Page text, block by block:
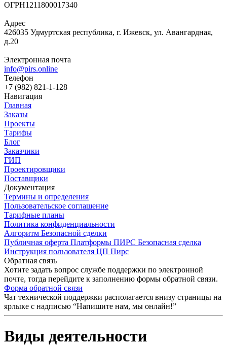
ОГРН1211800017340
Адрес
426035 Удмуртская республика, г. Ижевск, ул. Авангардная,
д.20
Электронная почта
info@pirs.online
Телефон
+7 (982) 821-1-128
Навигация
Главная
Заказы
Проекты
Тарифы
Блог
Заказчики
ГИП
Проектировщики
Поставщики
Документация
Термины и определения
Пользовательское соглашение
Тарифные планы
Политика конфиденциальности
Алгоритм Безопасной сделки
Публичная оферта Платформы ПИРС Безопасная сделка
Инструкция пользователя ЦП Пирс
Обратная связь
Хотите задать вопрос службе поддержки по электронной
почте, тогда перейдите к заполнению формы обратной связи.
Форма обратной связи
Чат технической поддержки располагается внизу страницы на
ярлыке с надписью “Напишите нам, мы онлайн!”
Виды деятельности